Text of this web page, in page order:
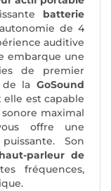
batterie
de 4
auditive
embarque une
de premier
de la GoSound
elle est capable
maximal
offre une
Son
haut-parleur de
fréquences,